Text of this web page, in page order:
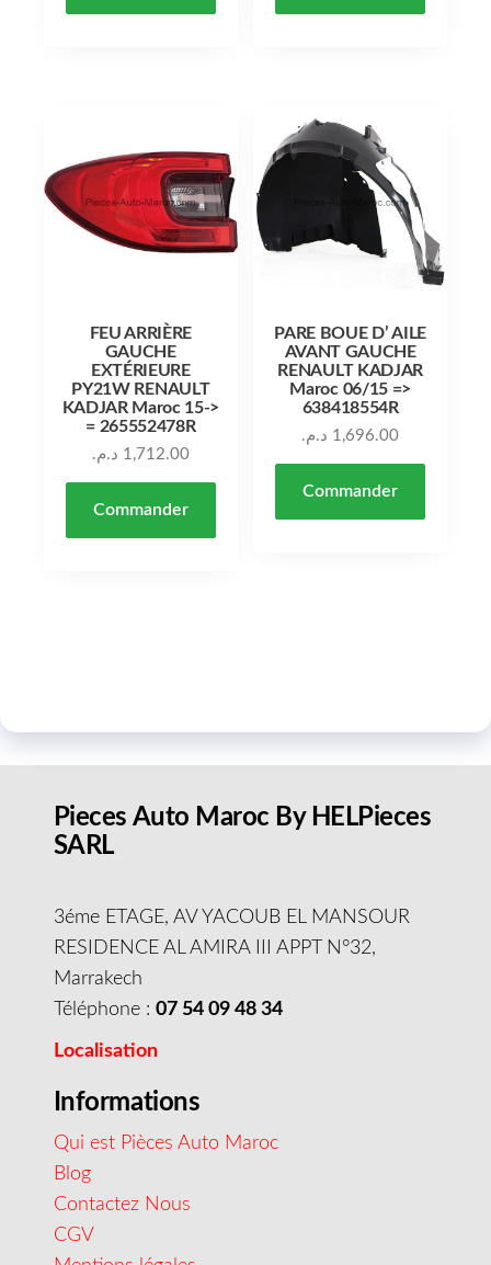
FEU ARRIÈRE
GAUCHE
EXTÉRIEURE
PY21W RENAULT
KADJAR Maroc 15->
= 265552478R
1,712.00 د.م.
Commander
PARE BOUE D’ AILE
AVANT GAUCHE
RENAULT KADJAR
Maroc 06/15 =>
638418554R
1,696.00 د.م.
Commander
Pieces Auto Maroc By HELPieces
SARL
3éme ETAGE, AV YACOUB EL MANSOUR
RESIDENCE AL AMIRA III APPT N°32,
Marrakech
Téléphone : 07 54 09 48 34
Localisation
Informations
Qui est Pièces Auto Maroc
Blog
Contactez Nous
CGV